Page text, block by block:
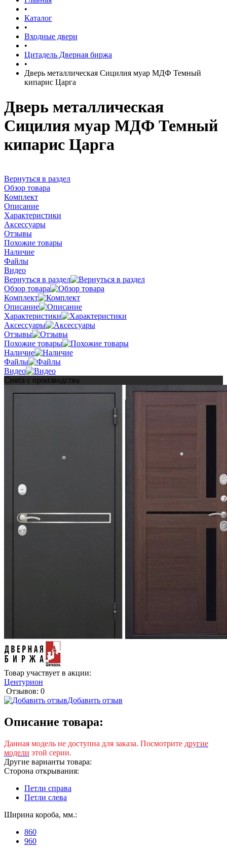
•
Каталог
•
Входные двери
•
Цитадель Дверная биржа
•
Дверь металлическая Сицилия муар МДФ Темный
кипарис Царга
Дверь металлическая
Сицилия муар МДФ Темный
кипарис Царга
Вернуться в раздел
Обзор товара
Комплект
Описание
Характеристики
Аксессуары
Отзывы
Похожие товары
Наличие
Файлы
Видео
Вернуться в раздел
Обзор товара
Комплект
Описание
Характеристики
Аксессуары
Отзывы
Похожие товары
Наличие
Файлы
Видео
Снята с производства
Товар участвует в акции:
Центурион
Отзывов: 0
Добавить отзыв
Описание товара:
Данная модель не доступна для заказа. Посмотрите другие
модели этой серии.
Другие варианты товара:
Сторона открывания:
Петли справа
Петли слева
Ширина короба, мм.:
860
960